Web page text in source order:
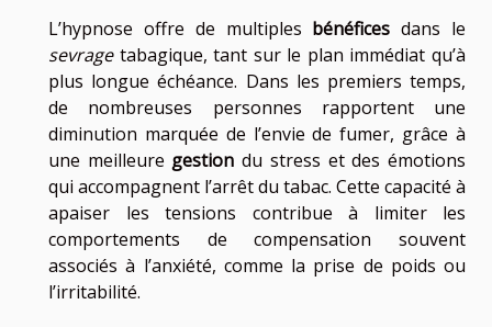
L’hypnose offre de multiples bénéfices dans le
sevragetabagique, tant sur le plan immédiat qu’à
plus longue échéance. Dans les premiers temps,
de nombreuses personnes rapportent une
diminution marquée de l’envie de fumer, grâce à
une meilleure gestion du stress et des émotions
qui accompagnent l’arrêt du tabac. Cette capacité à
apaiser les tensions contribue à limiter les
comportements de compensation souvent
associés à l’anxiété, comme la prise de poids ou
l’irritabilité.